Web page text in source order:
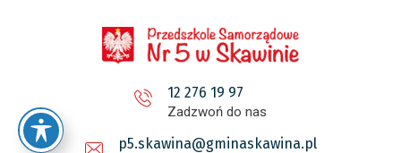
12 276 19 97
Zadzwoń do nas
p5.skawina@gminaskawina.pl